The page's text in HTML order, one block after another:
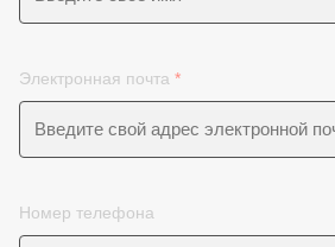
Электронная почта *
Номер телефона